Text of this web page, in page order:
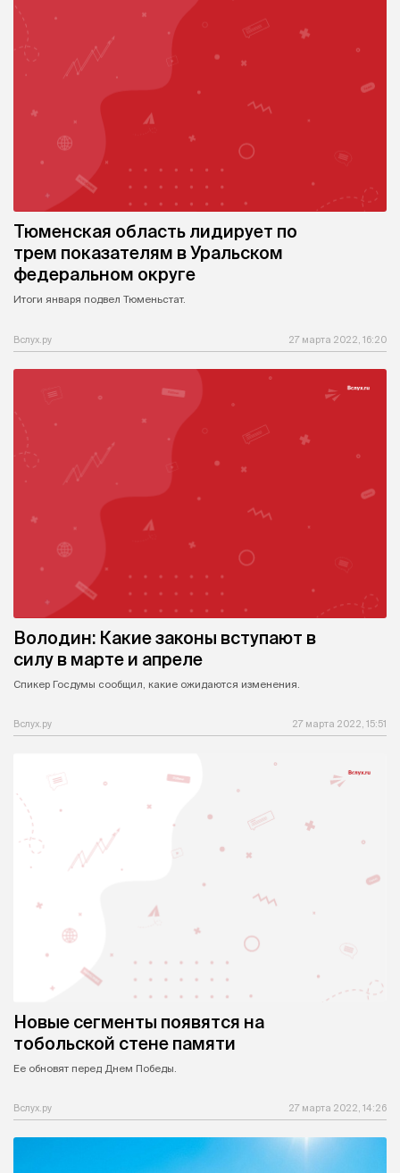
Тюменская область лидирует по
трем показателям в Уральском
федеральном округе
Итоги января подвел Тюменьстат.
Вслух.ру 27 марта 2022, 16:20
Володин: Какие законы вступают в
силу в марте и апреле
Спикер Госдумы сообщил, какие ожидаются изменения.
Вслух.ру 27 марта 2022, 15:51
Новые сегменты появятся на
тобольской стене памяти
Ее обновят перед Днем Победы.
Вслух.ру 27 марта 2022, 14:26